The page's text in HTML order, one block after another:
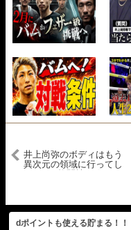
井上尚弥のボディはもう
異次元の領域に行ってし
dポイントも使える貯まる！！